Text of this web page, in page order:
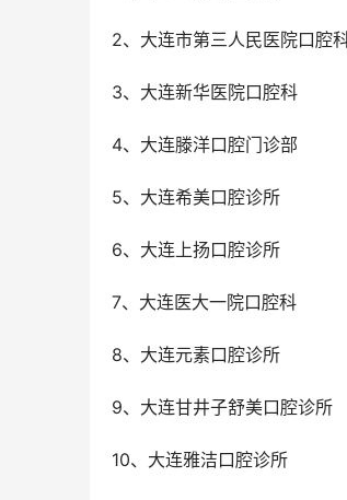
2、大连市第三人民医院口腔
3、大连新华医院口腔科
4、大连滕洋口腔门诊部
5、大连希美口腔诊所
6、大连上扬口腔诊所
7、大连医大一院口腔科
8、大连元素口腔诊所
9、大连甘井子舒美口腔诊所
10、大连雅洁口腔诊所